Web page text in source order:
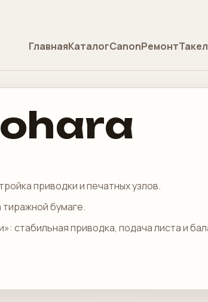
ГлавнаяКаталогCanonРемонт
приводки и печатных узлов.
бумаге.
стабильная приводка, подача листа и